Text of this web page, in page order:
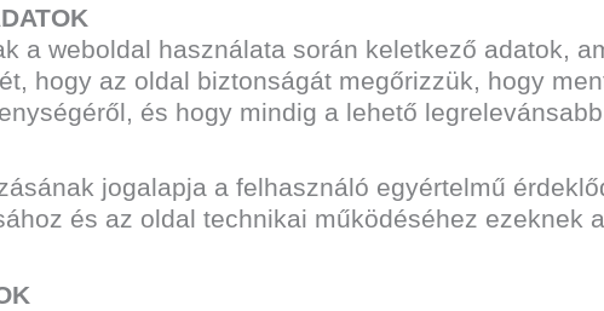
a weboldal használata során keletkező adatok,
hogy az oldal biztonságát megőrizzük, hogy
és hogy mindig a lehető
jogalapja a felhasználó egyértelmű
és az oldal technikai működéséhez ezeknek